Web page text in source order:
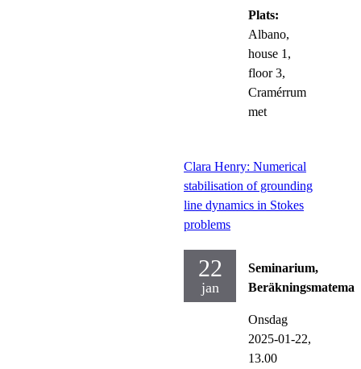
Plats:
Albano,
house 1,
floor 3,
Cramérrum
met
Clara Henry: Numerical
stabilisation of grounding
line dynamics in Stokes
problems
22
jan
Seminarium,
Onsdag
2025-01-22,
13.00